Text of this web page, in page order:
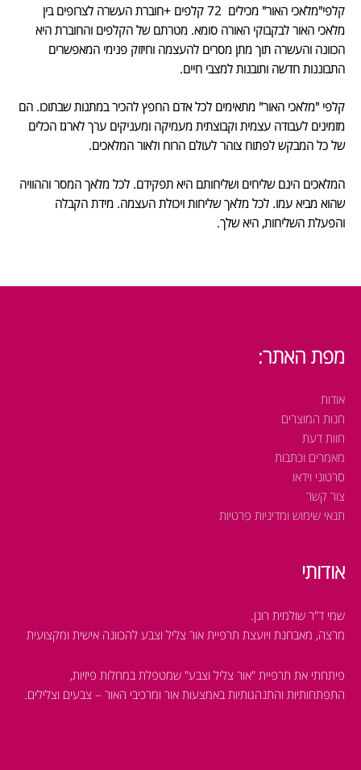
קלפי"מלאכי האור" מכילים 72 קלפים +חוברת העשרה לצרופים בין
מלאכי האור לבקבוקי האורה סומא. מטרתם של הקלפים והחוברת היא
הכוונה והעשרה תוך מתן מסרים להעצמה וחיזוק פנימי המאפשרים
התבוננות חדשה ותובנות למצבי חיים.
קלפי "מלאכי האור" מתאימים לכל אדם החפץ להכיר במתנות שבתוכו. הם
מזמינים לעבודה עצמית וקבוצתית מעמיקה ומעניקים ערך לארגז הכלים
של כל המבקש לפתוח צוהר לעולם הרוח ולאור המלאכים.
המלאכים הינם שליחים ושליחותם היא תפקידם. לכל מלאך המסר וההוויה
שהוא מביא עמו. לכל מלאך שליחות ויכולת העצמה. מידת הקבלה
והפעלת השליחות, היא שלך.
מפת האתר:
אודות
חנות המוצרים
חוות דעת
מאמרים וכתבות
סרטוני וידאו
צור קשר
תנאי שימוש ומדיניות פרטיות
אודותי
שמי ד"ר שולמית רונן.
מרצה, מאבחנת ויועצת תרפיית אור צליל וצבע להכוונה אישית ומקצועית
פיתחתי את תרפיית "אור צליל וצבע" שמטפלת במחלות פיזיות,
התפתחותיות והתנהגותיות באמצעות אור ומרכיבי האור – צבעים וצלילים.